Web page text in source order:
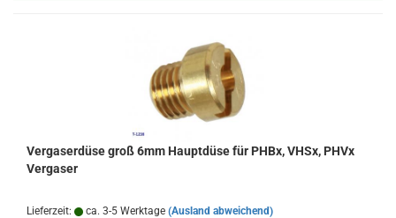
Vergaserdüse groß 6mm Hauptdüse für PHBx, VHSx, PHVx
Vergaser
Lieferzeit: ca. 3-5 Werktage (Ausland abweichend)